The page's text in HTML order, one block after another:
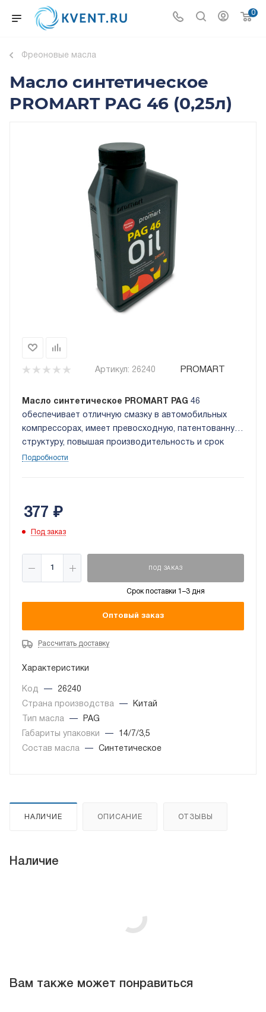
0
Фреоновые масла
Масло синтетическое
PROMART PAG 46 (0,25л)
Артикул: 26240 PROMART
Масло синтетическое PROMART PAG 46
обеспечивает отличную смазку в автомобильных
компрессорах, имеет превосходную, патентованную
структуру, повышая производительность и срок
службы компрессора. Отличное смешивание с
Подробности
377 ₽
Под заказ
ПОД ЗАКАЗ
Срок поставки 1–3 дня
Оптовый заказ
Рассчитать доставку
Характеристики
Код —
26240
Страна производства
—
Китай
Тип масла
—
PAG
Габариты упаковки
—
14/7/3,5
Состав масла
— Синтетическое
НАЛИЧИЕ ОПИСАНИЕ ОТЗЫВЫ
Наличие
Вам также может понравиться